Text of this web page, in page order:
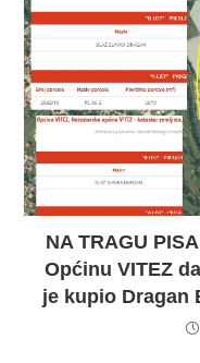
NA TRAGU
Općinu VITEZ
je kupio Dragan